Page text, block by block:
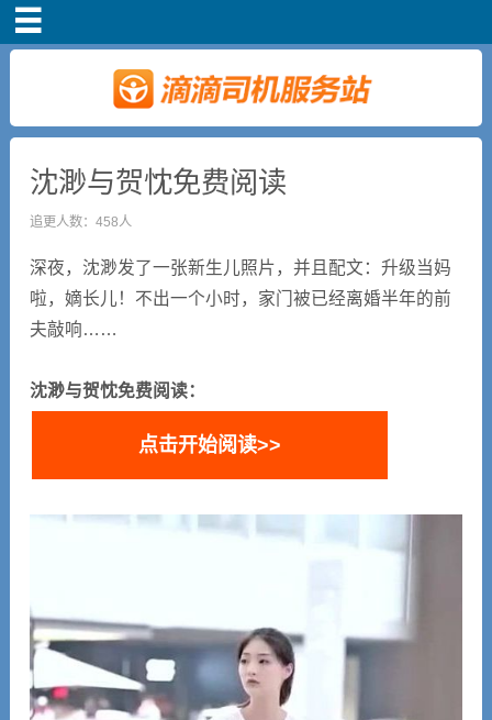
司机注册
新手指导
奖励政策
滴滴车主司机端下
载
小说短剧
沈渺与贺忱免费阅读
追更人数：458人
深夜，沈渺发了一张新生儿照片，并且配文：升级当妈
啦，嫡长儿！不出一个小时，家门被已经离婚半年的前
夫敲响……
沈渺与贺忱免费阅读：
点击开始阅读>>